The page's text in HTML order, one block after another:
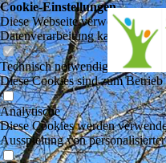
Cookie-Einstellungen
Diese Webseite verwendet
Datenverarbeitung kann dann
Technisch notwendige
Diese Cookies sind zum
Analytische
Diese Cookies werden
Ausspielung von